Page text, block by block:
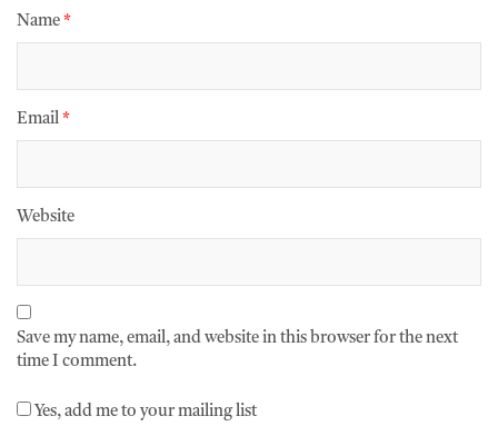
Name *
Email *
Website
Save my name, email, and website in this browser for the next
time I comment.
Yes, add me to your mailing list